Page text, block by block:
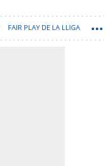
FAIR PLAY DE LA LLIGA